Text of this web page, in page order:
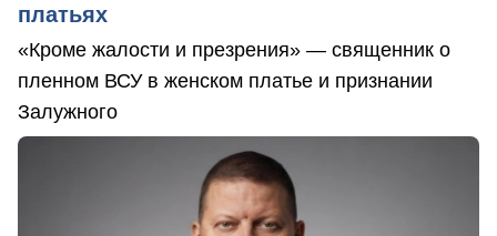
платьях
«Кроме жалости и презрения» — священник о
пленном ВСУ в женском платье и признании
Залужного